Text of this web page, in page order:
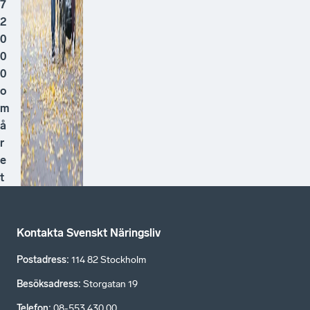
7
2
0
0
0
o
m
å
r
e
t
Kontakta Svenskt Näringsliv
Postadress: 114 82 Stockholm
Besöksadress: Storgatan 19